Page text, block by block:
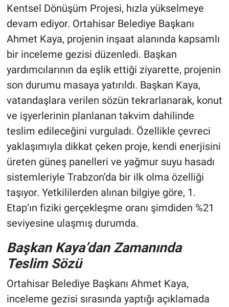
Kentsel Dönüşüm Projesi, hızla yükselmeye
devam ediyor. Ortahisar Belediye Başkanı
Ahmet Kaya, projenin inşaat alanında kapsamlı
bir inceleme gezisi düzenledi. Başkan
yardımcılarının da eşlik ettiği ziyarette, projenin
son durumu masaya yatırıldı. Başkan Kaya,
vatandaşlara verilen sözün tekrarlanarak, konut
ve işyerlerinin planlanan takvim dahilinde
teslim edileceğini vurguladı. Özellikle çevreci
yaklaşımıyla dikkat çeken proje, kendi enerjisini
üreten güneş panelleri ve yağmur suyu hasadı
sistemleriyle Trabzon’da bir ilk olma özelliği
taşıyor. Yetkililerden alınan bilgiye göre, 1.
Etap’ın fiziki gerçekleşme oranı şimdiden %21
seviyesine ulaşmış durumda.
Başkan Kaya’dan Zamanında
Teslim Sözü
Ortahisar Belediye Başkanı Ahmet Kaya,
inceleme gezisi sırasında yaptığı açıklamada